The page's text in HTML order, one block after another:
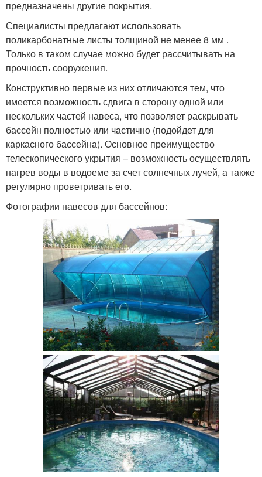
предназначены другие покрытия.
Специалисты предлагают использовать
поликарбонатные листы толщиной не менее 8 мм .
Только в таком случае можно будет рассчитывать на
прочность сооружения.
Конструктивно первые из них отличаются тем, что
имеется возможность сдвига в сторону одной или
нескольких частей навеса, что позволяет раскрывать
бассейн полностью или частично (подойдет для
каркасного бассейна). Основное преимущество
телескопического укрытия – возможность осуществлять
нагрев воды в водоеме за счет солнечных лучей, а также
регулярно проветривать его.
Фотографии навесов для бассейнов: